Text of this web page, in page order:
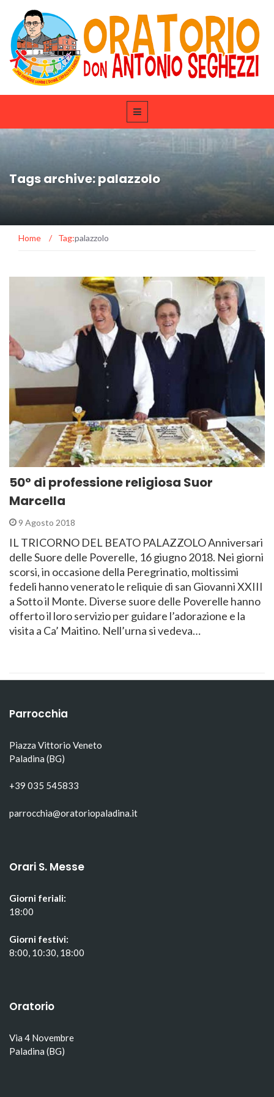
Tags archive: palazzolo
Home / Tag:palazzolo
50° di professione religiosa Suor
Marcella
9 Agosto 2018
IL TRICORNO DEL BEATO PALAZZOLO Anniversari
delle Suore delle Poverelle, 16 giugno 2018. Nei giorni
scorsi, in occasione della Peregrinatio, moltissimi
fedeli hanno venerato le reliquie di san Giovanni XXIII
a Sotto il Monte. Diverse suore delle Poverelle hanno
offerto il loro servizio per guidare l’adorazione e la
visita a Ca’ Maitino. Nell’urna si vedeva…
Parrocchia
Piazza Vittorio Veneto
Paladina (BG)
+39 035 545833
parrocchia@oratoriopaladina.it
Orari S. Messe
Giorni feriali:
18:00
Giorni festivi:
8:00, 10:30, 18:00
Oratorio
Via 4 Novembre
Paladina (BG)